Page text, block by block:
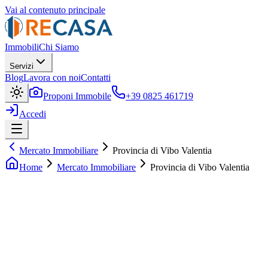
Vai al contenuto principale
ImmobiliChi Siamo
Servizi
BlogLavora con noiContatti
Proponi Immobile
+39 0825 461719
Accedi
Mercato Immobiliare
Provincia di Vibo Valentia
Home
Mercato Immobiliare Provincia di Vibo Valentia